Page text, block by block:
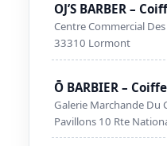
OJ’S BARBER –
Centre Commercial
33310 Lormont
Ō BARBIER –
Galerie Marchande Du
Pavillons 10 Rte